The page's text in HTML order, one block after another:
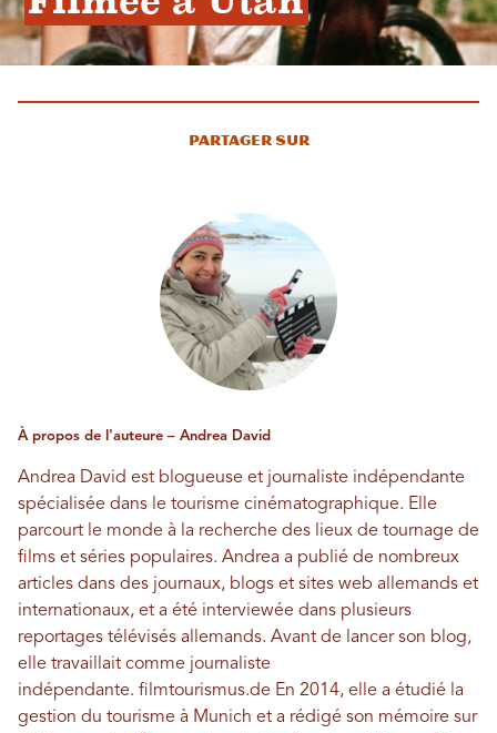
Partager sur
À propos de l'auteure – Andrea David
Andrea David est blogueuse et journaliste indépendante
spécialisée dans le tourisme cinématographique. Elle
parcourt le monde à la recherche des lieux de tournage de
films et séries populaires. Andrea a publié de nombreux
articles dans des journaux, blogs et sites web allemands et
internationaux, et a été interviewée dans plusieurs
reportages télévisés allemands. Avant de lancer son blog,
elle travaillait comme journaliste
indépendante. filmtourismus.de En 2014, elle a étudié la
gestion du tourisme à Munich et a rédigé son mémoire sur